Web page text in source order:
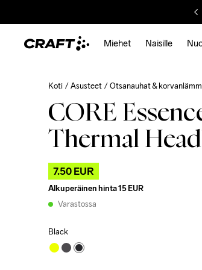
Miehet Naisille
Koti Asusteet Otsanauhat &
CORE
Thermal
7.50 EUR
Alkuperäinen hinta15 EUR
Varastossa
Black